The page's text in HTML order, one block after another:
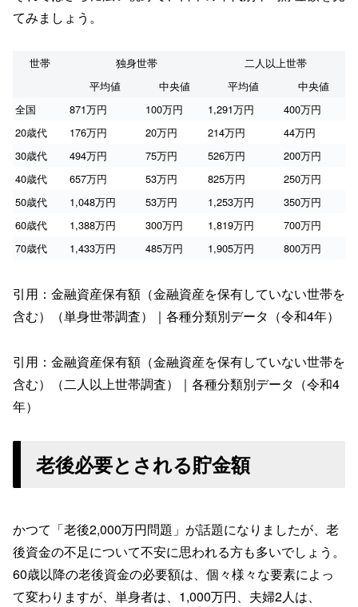
てみましょう。
世帯 独身世帯
二人以上世帯
平均値
中央値 平均値
中央値
全国
871万円 100万円 1,291万円
400万円
20歳代
176万円 20万円 214万円
44万円
30歳代
494万円 75万円 526万円
200万円
40歳代
657万円 53万円 825万円
250万円
50歳代
1,048万円 53万円 1,253万円
350万円
60歳代
1,388万円 300万円 1,819万円
700万円
70歳代
1,433万円 485万円 1,905万円 800万円
引用：金融資産保有額（金融資産を保有していない世帯を
含む）（単身世帯調査）｜各種分類別データ（令和4年）
引用：金融資産保有額（金融資産を保有していない世帯を
含む）（二人以上世帯調査）｜各種分類別データ（令和4
年）
老後必要とされる貯金額
かつて「老後2,000万円問題」が話題になりましたが、老
後資金の不足について不安に思われる方も多いでしょう。
60歳以降の老後資金の必要額は、個々様々な要素によっ
て変わりますが、単身者は、1,000万円、夫婦2人は、